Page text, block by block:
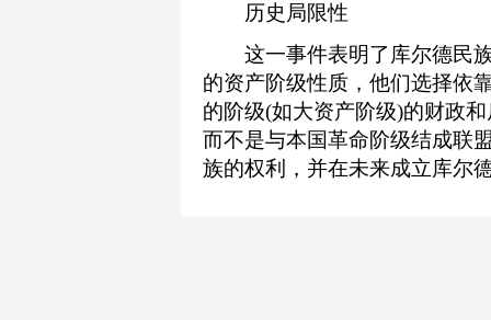
历史局限性
这一事件表明了库尔德民族
的资产阶级性质，他们选择依
的阶级(如大资产阶级)的财政
而不是与本国革命阶级结成联
族的权利，并在未来成立库尔